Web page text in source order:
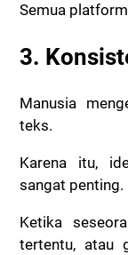
Semua
3.
Manusia
teks.
Karena itu,
sangat penting.
Ketika
tertentu, atau